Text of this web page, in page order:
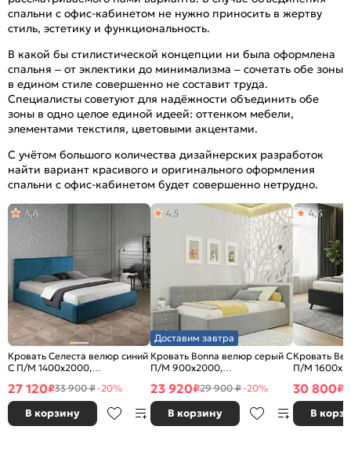
спальни с офис-кабинетом не нужно приносить в жертву
стиль, эстетику и функциональность.
В какой бы стилистической концепции ни была оформлена
спальня – от эклектики до минимализма – сочетать обе зоны
в едином стиле совершенно не составит труда.
Специалисты советуют для надёжности объединить обе
зоны в одно целое единой идеей: оттенком мебели,
элементами текстиля, цветовыми акцентами.
С учётом большого количества дизайнерских разработок
найти вариант красивого и оригинального оформления
спальни с офис-кабинетом будет совершенно нетрудно.
Кровать Селеста велюр синий
С П/М 1400x2000,
изголовье мягкое
4,6
27 120₽33 900 ₽-20%
В корзину
Доставим завтра
Кровать Bonna велюр серый С
П/М 900x2000,
изголовье мягкое
4,5
23 920₽29 900 ₽-20%
В корзину
Кровать
П/М
изголовье
4,5
30 800₽
В